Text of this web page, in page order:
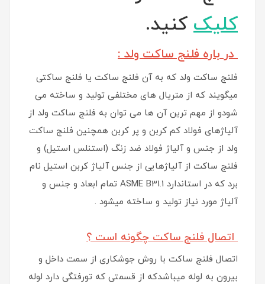
کلیککنید.
در باره فلنج ساکت ولد:
فلنج ساکت ولد که به آن فلنج ساکت یا فلنج ساکتی
میگویند که از متریال های مختلفی تولید و ساخته می
شودو از مهم ترین آن ها می توان به فلنج ساکت ولد از
آلیاژهای فولاد کم کربن و پر کربن همچنین فلنج ساکت
ولد از جنس و آلیاژ فولاد ضد زنگ (استنلس استیل) و
فلنج ساکت از آلیاژهایی از جنس آلیاژ کربن استیل نام
برد که در استاندارد ASME B31.1 تمام ابعاد و جنس و
آلیاژ مورد نیاز تولید و ساخته میشود .
اتصال فلنج ساکت چگونه است ؟
اتصال فلنج ساکت با روش جوشکاری از سمت داخل و
بیرون به لوله میباشدکه از قسمتی که تورفتگی دارد لوله